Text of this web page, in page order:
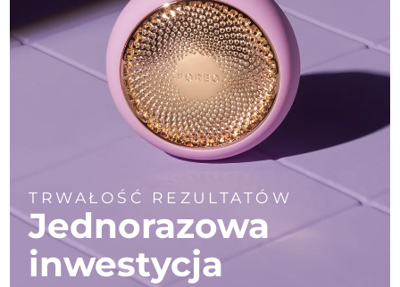
TRWAŁOŚĆ REZULTATÓW
Jednorazowa
inwestycja